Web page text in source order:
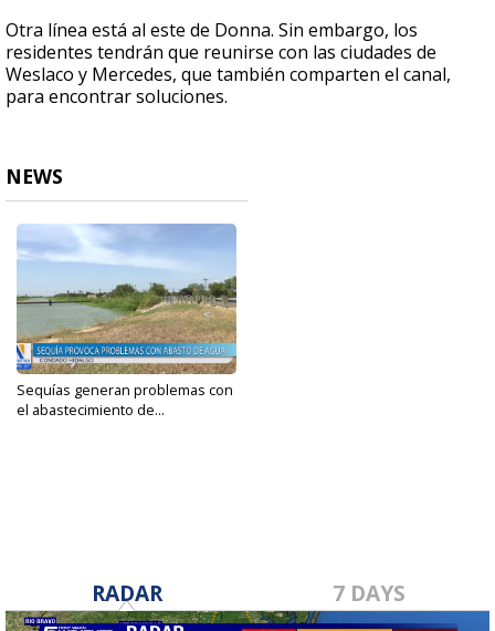
Otra línea está al este de Donna. Sin embargo, los
residentes tendrán que reunirse con las ciudades de
Weslaco y Mercedes, que también comparten el canal,
para encontrar soluciones.
NEWS
Sequías generan problemas con
el abastecimiento de...
RADAR 7 DAYS